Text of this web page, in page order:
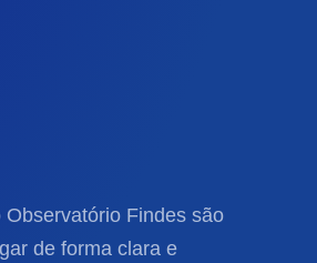
Findes são
de forma clara e